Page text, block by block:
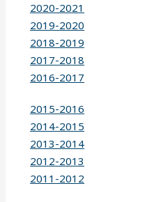
2020-2021
2019-2020
2018-2019
2017-2018
2016-2017
2015-2016
2014-2015
2013-2014
2012-2013
2011-2012